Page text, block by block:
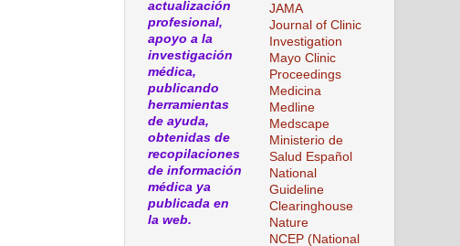
actualización
profesional,
apoyo a la
investigación
médica,
publicando
herramientas
de ayuda,
obtenidas de
recopilaciones
de información
médica ya
publicada en
la web.
JAMA
Journal of Clinic
Investigation
Mayo Clinic
Proceedings
Medicina
Medline
Medscape
Ministerio de
Salud Español
National
Guideline
Clearinghouse
Nature
NCEP (National